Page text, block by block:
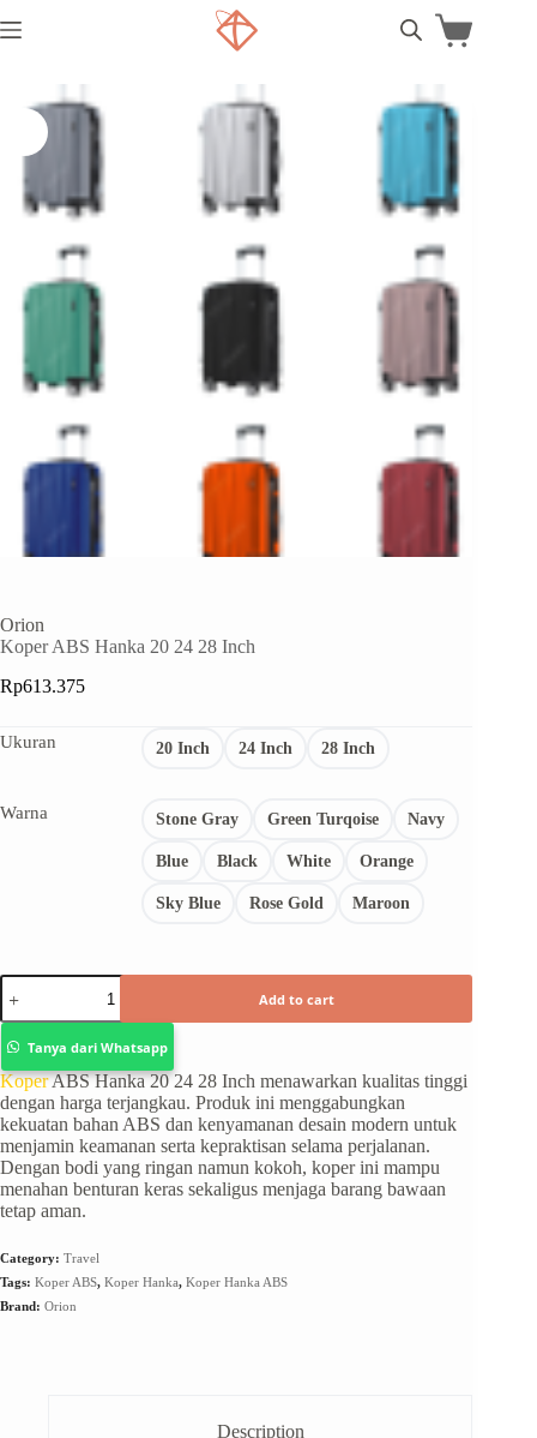
Orion
Koper ABS Hanka 20 24 28 Inch
Rp613.375
Ukuran 20 Inch 24 Inch 28 Inch
Warna Stone Gray Green Turqoise Navy
Blue Black White Orange
Sky Blue Rose Gold Maroon
Add to cart
Tanya dari Whatsapp
KoperABS Hanka 20 24 28 Inch menawarkan kualitas tinggi
dengan harga terjangkau. Produk ini menggabungkan
kekuatan bahan ABS dan kenyamanan desain modern untuk
menjamin keamanan serta kepraktisan selama perjalanan.
Dengan bodi yang ringan namun kokoh, koper ini mampu
menahan benturan keras sekaligus menjaga barang bawaan
tetap aman.
Category: Travel
Tags: Koper ABS, Koper Hanka, Koper Hanka ABS
Brand: Orion
Description